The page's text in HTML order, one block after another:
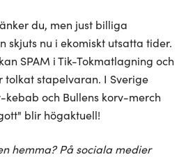
du, men just billiga
skjuts nu i ekomiskt utsatta tider.
SPAM i Tik-Tokmatlagning och
tolkat stapelvaran. I Sverige
och Bullens korv-merch
blir högaktuell!
hemma? På sociala medier